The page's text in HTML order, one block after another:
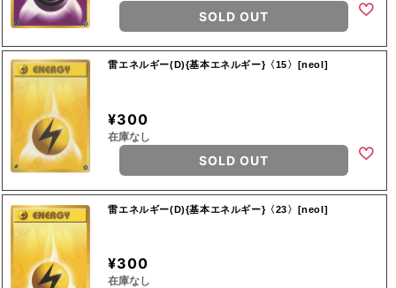
SOLD OUT
雷エネルギー(D){基本エネルギー}〈15〉[neoI]
¥300
在庫なし
SOLD OUT
雷エネルギー(D){基本エネルギー}〈23〉[neoI]
¥300
在庫なし